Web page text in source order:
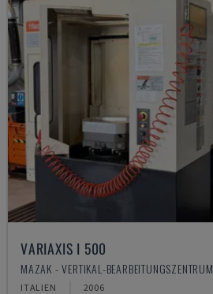
VARIAXIS I 500
MAZAK - VERTIKAL-BEARBEITUNGSZENTRUM
ITALIEN 2006